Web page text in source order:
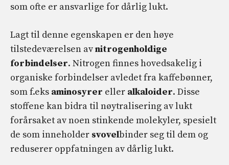
som ofte er ansvarlige for dårlig lukt.
Lagt til denne egenskapen er den høye
tilstedeværelsen avnitrogenholdige
forbindelser. Nitrogen finnes hovedsakelig i
organiske forbindelser avledet fra kaffebønner,
som f.eks aminosyrer eller alkaloider. Disse
stoffene kan bidra til nøytralisering av lukt
forårsaket av noen stinkende molekyler, spesielt
de som inneholder svovelbinder seg til dem og
reduserer oppfatningen av dårlig lukt.